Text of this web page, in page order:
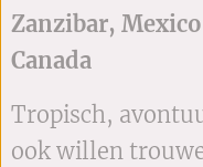
Zanzibar,
Canada
Tropisch,
ook willen